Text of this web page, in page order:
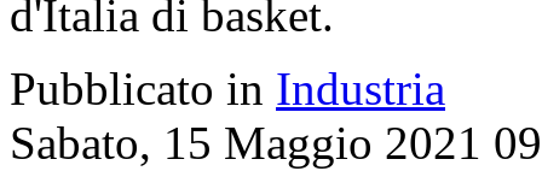
d'Italia di basket.
Pubblicato in Industria
Sabato, 15 Maggio 2021